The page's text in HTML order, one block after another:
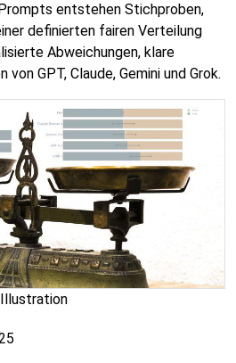
entstehen Stichproben,
definierten fairen Verteilung
Abweichungen, klare
GPT, Claude, Gemini und Grok.